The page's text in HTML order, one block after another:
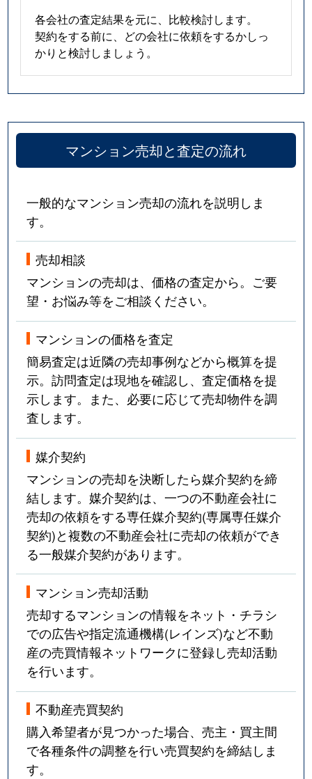
各会社の査定結果を元に、比較検討します。
契約をする前に、どの会社に依頼をするかしっ
かりと検討しましょう。
マンション売却と査定の流れ
一般的なマンション売却の流れを説明しま
す。
売却相談
マンションの売却は、価格の査定から。ご要
望・お悩み等をご相談ください。
マンションの価格を査定
簡易査定は近隣の売却事例などから概算を提
示。訪問査定は現地を確認し、査定価格を提
示します。また、必要に応じて売却物件を調
査します。
媒介契約
マンションの売却を決断したら媒介契約を締
結します。媒介契約は、一つの不動産会社に
売却の依頼をする専任媒介契約(専属専任媒介
契約)と複数の不動産会社に売却の依頼ができ
る一般媒介契約があります。
マンション売却活動
売却するマンションの情報をネット・チラシ
での広告や指定流通機構(レインズ)など不動
産の売買情報ネットワークに登録し売却活動
を行います。
不動産売買契約
購入希望者が見つかった場合、売主・買主間
で各種条件の調整を行い売買契約を締結しま
す。